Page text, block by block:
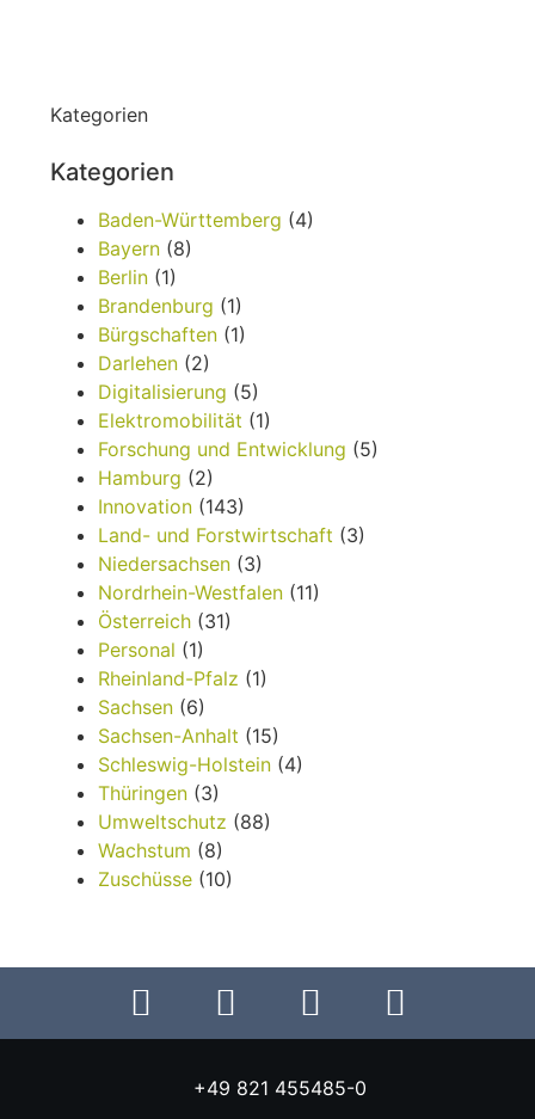
Kategorien
Kategorien
Baden-Württemberg (4)
Bayern (8)
Berlin (1)
Brandenburg (1)
Bürgschaften (1)
Darlehen (2)
Digitalisierung (5)
Elektromobilität (1)
Forschung und Entwicklung (5)
Hamburg (2)
Innovation (143)
Land- und Forstwirtschaft (3)
Niedersachsen (3)
Nordrhein-Westfalen (11)
Österreich (31)
Personal (1)
Rheinland-Pfalz (1)
Sachsen (6)
Sachsen-Anhalt (15)
Schleswig-Holstein (4)
Thüringen (3)
Umweltschutz (88)
Wachstum (8)
Zuschüsse (10)
+49 821 455485-0